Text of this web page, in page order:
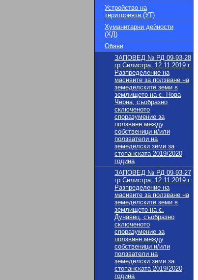
Устройство на
територията (УТ)
Хуманитарни дейности
(ХД)
Обяви
ЗАПОВЕД № РД 09-93-28
гр.Силистра, 12.11.2019 г.
Разпределение на
масивите за ползване на
земеделските земи в
землището на с. Нова
Черна, съобразно
сключеното
споразумение за
ползване между
собственици и/или
ползватели на
земеделски земи за
стопанската 2019/2020
година
ЗАПОВЕД № РД 09-93-27
гр.Силистра, 12.11.2019 г.
Разпределение на
масивите за ползване на
земеделските земи в
землището на с.
Дунавец, съобразно
сключеното
споразумение за
ползване между
собственици и/или
ползватели на
земеделски земи за
стопанската 2019/2020
година